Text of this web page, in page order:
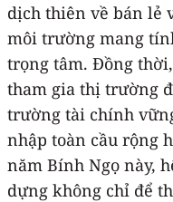
dịch thiên về bán lẻ
môi trường mang
trọng tâm. Đồng
tham gia thị trường
trường tài chính
nhập toàn cầu rộng
năm Bính Ngọ này,
dựng không chỉ để